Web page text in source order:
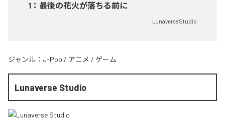
1 ： 最後の花火が落ちる前に
Lunaverse Studio
ジャンル： J-Pop / アニメ / ゲーム
Lunaverse Studio